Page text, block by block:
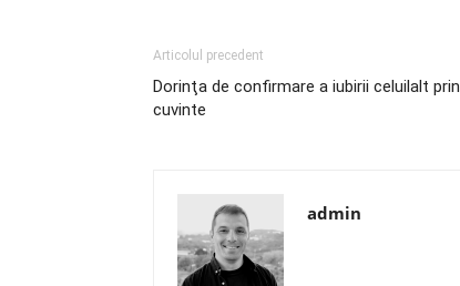
Articolul precedent
Dorinţa de confirmare a iubirii celuilalt prin
cuvinte
admin